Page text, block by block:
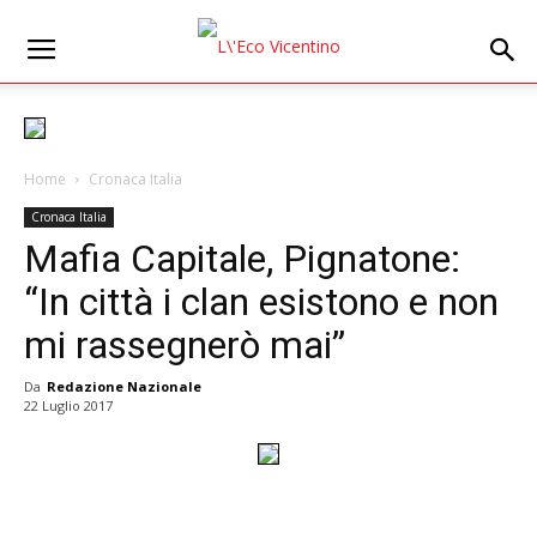
Home Cronaca Italia
Cronaca Italia
Mafia Capitale, Pignatone:
“In città i clan esistono e non
mi rassegnerò mai”
Da Redazione Nazionale
22 Luglio 2017